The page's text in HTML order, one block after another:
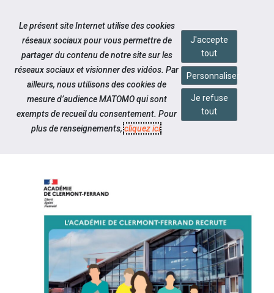
Aller au contenu
Notre actualité
FORUM DES MÉTIERS DE
Le présent site Internet utilise des cookies
réseaux sociaux pour vous permettre de
partager du contenu de notre site sur les
réseaux sociaux et visionner des vidéos. Par
ailleurs, nous utilisons des cookies de
mesure d’audience MATOMO qui sont
exempts de recueil du consentement. Pour
plus de renseignements,cliquez ici.
J'accepte
tout
Personnaliser
Je refuse
tout